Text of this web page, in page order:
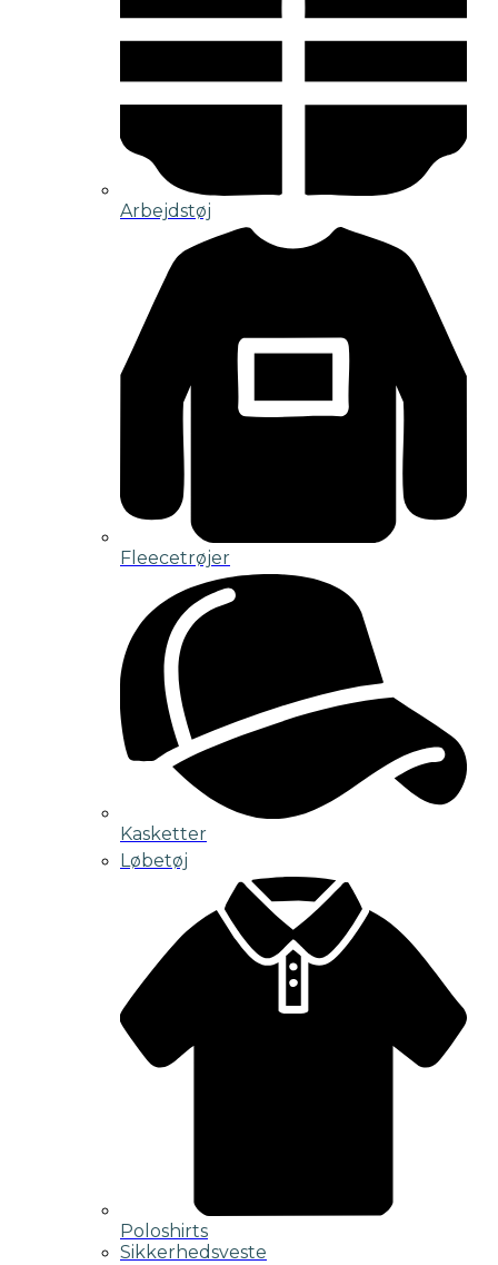
Arbejdstøj
Fleecetrøjer
Kasketter
Løbetøj
Poloshirts
Sikkerhedsveste